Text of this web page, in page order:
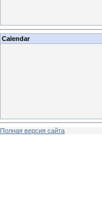
Calendar
Полная версия сайта